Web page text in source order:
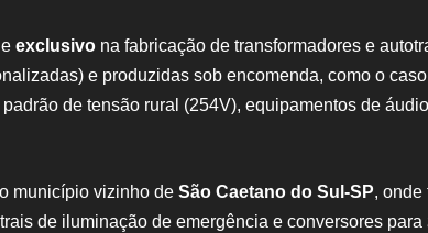
exclusivo na fabricação de transformadores e
e produzidas sob encomenda, como o
de tensão rural (254V), equipamentos de
município vizinho de São Caetano do Sul-SP,
de iluminação de emergência e conversores para